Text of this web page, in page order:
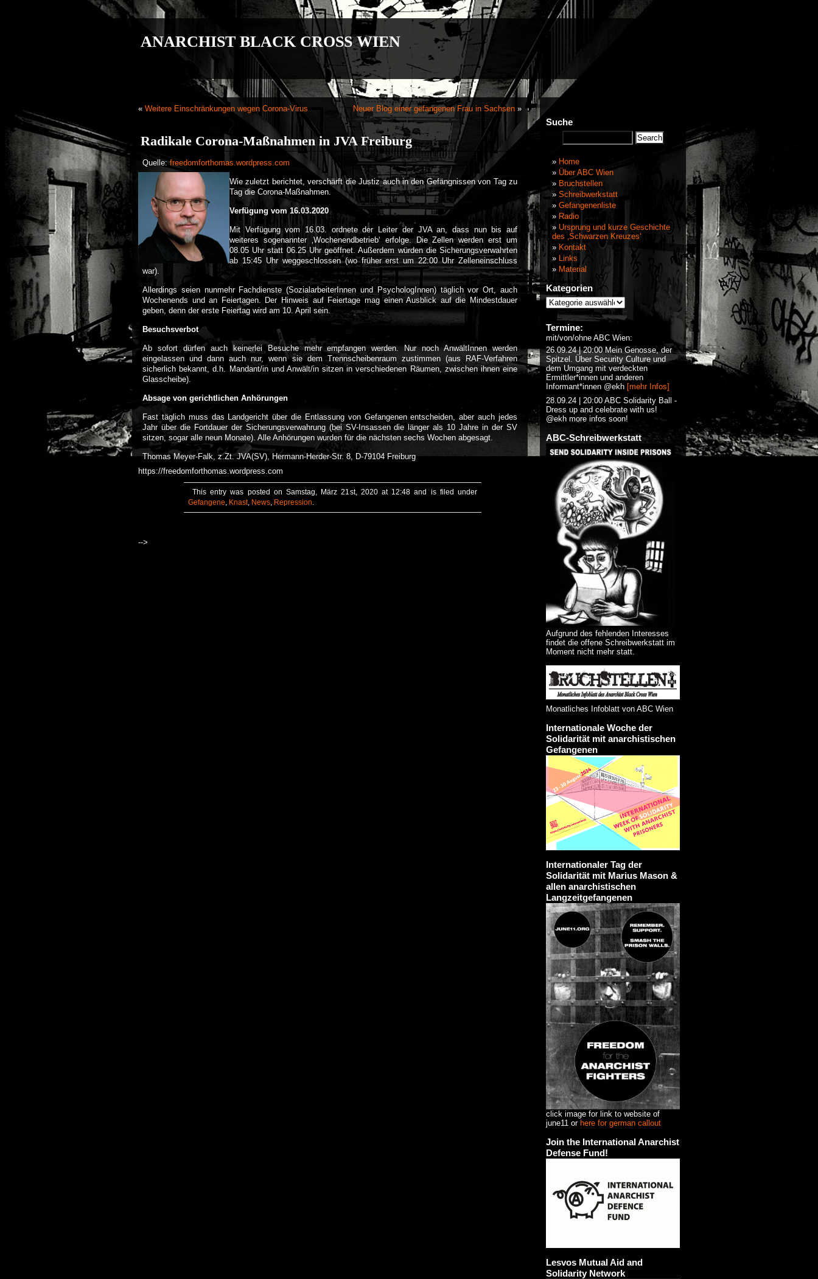
ANARCHIST BLACK CROSS WIEN
« Weitere Einschränkungen wegen Corona-Virus Neuer Blog einer gefangenen Frau in Sachsen »
Radikale Corona-Maßnahmen in JVA Freiburg
Quelle:freedomforthomas.wordpress.com
Wie zuletzt berichtet, verschärft die Justiz auch in den Gefängnissen von Tag zu
Tag die Corona-Maßnahmen.
Verfügung vom 16.03.2020
Mit Verfügung vom 16.03. ordnete der Leiter der JVA an, dass nun bis auf
weiteres sogenannter ‚Wochenendbetrieb‘ erfolge. Die Zellen werden erst um
08.05 Uhr statt 06.25 Uhr geöffnet. Außerdem würden die Sicherungsverwahrten
ab 15:45 Uhr weggeschlossen (wo früher erst um 22:00 Uhr Zelleneinschluss
war).
Allerdings seien nunmehr Fachdienste (SozialarbeiterInnen und PsychologInnen) täglich vor Ort, auch
Wochenends und an Feiertagen. Der Hinweis auf Feiertage mag einen Ausblick auf die Mindestdauer
geben, denn der erste Feiertag wird am 10. April sein.
Besuchsverbot
Ab sofort dürfen auch keinerlei Besuche mehr empfangen werden. Nur noch AnwältInnen werden
eingelassen und dann auch nur, wenn sie dem Trennscheibenraum zustimmen (aus RAF-Verfahren
sicherlich bekannt, d.h. Mandant/in und Anwält/in sitzen in verschiedenen Räumen, zwischen ihnen eine
Glasscheibe).
Absage von gerichtlichen Anhörungen
Fast täglich muss das Landgericht über die Entlassung von Gefangenen entscheiden, aber auch jedes
Jahr über die Fortdauer der Sicherungsverwahrung (bei SV-Insassen die länger als 10 Jahre in der SV
sitzen, sogar alle neun Monate). Alle Anhörungen wurden für die nächsten sechs Wochen abgesagt.
Thomas Meyer-Falk, z.Zt. JVA(SV), Hermann-Herder-Str. 8, D-79104 Freiburg
https://freedomforthomas.wordpress.com
This entry was posted on Samstag, März 21st, 2020 at 12:48 and is filed under
Gefangene
Knast, News Repression
-->
Suche
Home
Über ABC Wien
Bruchstellen
Schreibwerkstatt
Gefangenenliste
Radio
Ursprung und kurze Geschichte
des ‚Schwarzen Kreuzes‘
Kontakt
Links
Material
Kategorien
Termine:
mit/von/ohne ABC Wien:
26.09.24 | 20:00 Mein Genosse, der
Spitzel. Über Security Culture und
dem Umgang mit verdeckten
Ermittler*innen und anderen
Informant*innen @ekh [mehr Infos]
28.09.24 | 20:00 ABC Solidarity Ball -
Dress up and celebrate with us!
@ekh more infos soon!
ABC-Schreibwerkstatt
Aufgrund des fehlenden Interesses
findet die offene Schreibwerkstatt im
Moment nicht mehr statt.
Monatliches Infoblatt von ABC Wien
Internationale Woche der
Solidarität mit anarchistischen
Gefangenen
Internationaler Tag der
Solidarität mit Marius Mason &
allen anarchistischen
Langzeitgefangenen
click image for link to website of
june11 or here for german callout
Join the International Anarchist
Defense Fund!
Lesvos Mutual Aid and
Solidarity Network